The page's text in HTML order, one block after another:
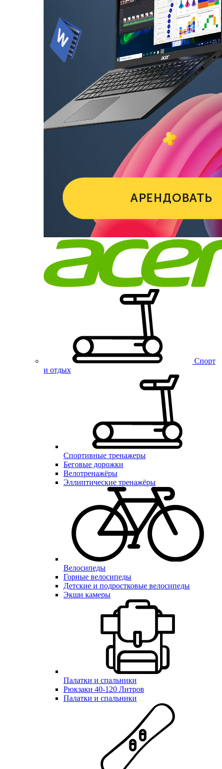
Спорт
и отдых
Спортивные тренажеры
Беговые дорожки
Велотренажёры
Эллиптические тренажёры
Велосипеды
Горные велосипеды
Детские и подростковые велосипеды
Экшн камеры
Палатки и спальники
Рюкзаки 40-120 Литров
Палатки и спальники